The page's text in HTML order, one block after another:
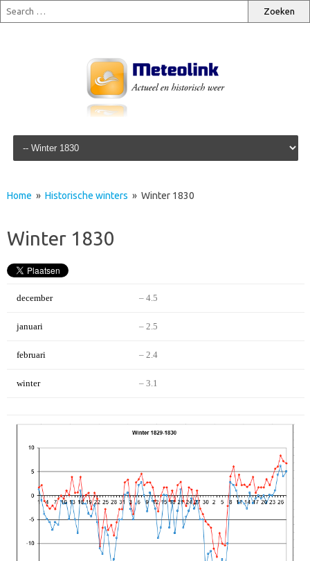
Skip to content
Home » Historische winters » Winter 1830
Winter 1830
december – 4.5
januari – 2.5
februari – 2.4
winter – 3.1